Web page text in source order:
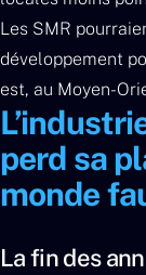
Les SMR
développement
est, au Moyen-
perd sa
monde
La fin des